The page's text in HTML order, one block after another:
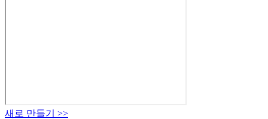
새로 만들기
>>